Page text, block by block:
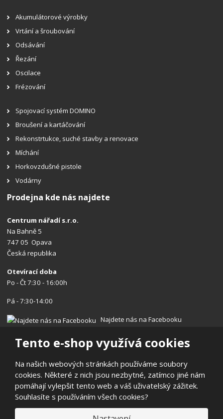
Tento e-shop využívá cookies
Na našich webových stránkách používáme soubory
cookies. Některé z nich jsou nezbytné, zatímco jiné nám
pomáhají vylepšit tento web a váš uživatelský zážitek.
Souhlasíte s používáním všech cookies?
Akumulátorové výrobky
Vrtání a šroubování
Odsávání
Řezání
Oscilace
Frézování
Spojovací systém DOMINO
Broušení a kartáčování
Rekonstrtukce, suché stavby a renovace
Míchání
Horkovzdušné pistole
Vodárny
Prodejna kde nás najdete
Centrum nářadí s.r.o.
Na Bahně 5
747 05 Opava
Česká republika
Otevírací doba
Po - Čt 7:30 - 16:00h
Pá - 7:30-14:00
Najdete nás na Facebooku
© 2026, Centrum nářadí s.r.o.
Prohlášení o přístupnosti|Ochrana osobních údajů| Mapa stránek
Reklamace/Vrácení